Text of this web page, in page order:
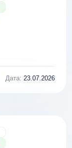
Дата: 23.07.2026